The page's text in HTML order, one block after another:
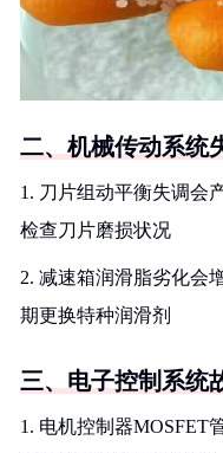
二、机械传动系统
1. 刀片组动平衡失调会
检查刀片磨损状况
2. 减速箱润滑脂劣化会
期更换特种润滑剂
三、电子控制系统
1. 电机控制器MOSFET